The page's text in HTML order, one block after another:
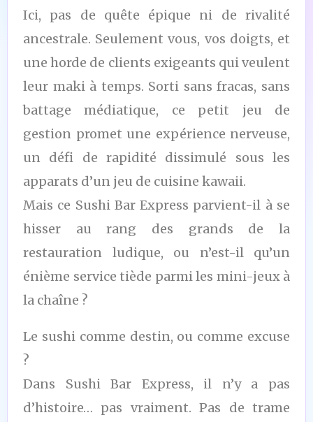
Ici, pas de quête épique ni de rivalité
ancestrale. Seulement vous, vos doigts, et
une horde de clients exigeants qui veulent
leur maki à temps. Sorti sans fracas, sans
battage médiatique, ce petit jeu de
gestion promet une expérience nerveuse,
un défi de rapidité dissimulé sous les
apparats d’un jeu de cuisine kawaii.
Mais ce Sushi Bar Express parvient-il à se
hisser au rang des grands de la
restauration ludique, ou n’est-il qu’un
énième service tiède parmi les mini-jeux à
la chaîne ?
Le sushi comme destin, ou comme excuse
?
Dans Sushi Bar Express, il n’y a pas
d’histoire… pas vraiment. Pas de trame